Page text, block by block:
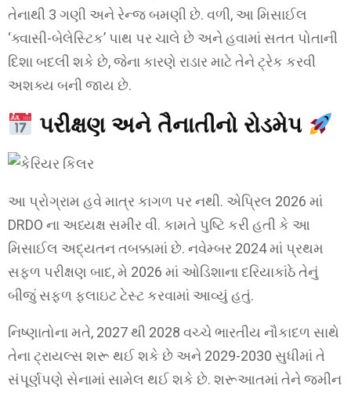
તેનાથી 3 ગણી અને રેન્જ બમણી છે. વળી, આ મિસાઈલ
‘ક્વાસી-બેલેસ્ટિક’ પાથ પર ચાલે છે અને હવામાં સતત પોતાની
દિશા બદલી શકે છે, જેના કારણે રાડાર માટે તેને ટ્રેક કરવી
અશક્ય બની જાય છે.
પરીક્ષણ અને તૈનાતીનો રોડમેપ
આ પ્રોગ્રામ હવે માત્ર કાગળ પર નથી. એપ્રિલ 2026 માં
DRDO ના અધ્યક્ષ સમીર વી. કામતે પુષ્ટિ કરી હતી કે આ
મિસાઈલ અદ્યતન તબક્કામાં છે. નવેમ્બર 2024 માં પ્રથમ
સફળ પરીક્ષણ બાદ, મે 2026 માં ઓડિશાના દરિયાકાંઠે તેનું
બીજું સફળ ફ્લાઇટ ટેસ્ટ કરવામાં આવ્યું હતું.
નિષ્ણાતોના મતે, 2027 થી 2028 વચ્ચે ભારતીય નૌકાદળ સાથે
તેના ટ્રાયલ્સ શરૂ થઈ શકે છે અને 2029-2030 સુધીમાં તે
સંપૂર્ણપણે સેનામાં સામેલ થઈ શકે છે. શરૂઆતમાં તેને જમીન